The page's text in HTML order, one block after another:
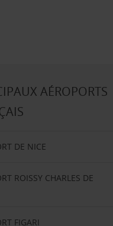
AÉROPORTS
DE NICE
ROISSY CHARLES DE
FIGARI